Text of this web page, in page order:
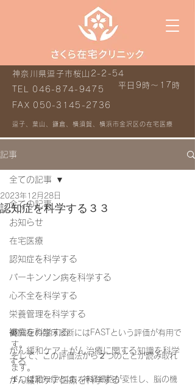
平日9時～17時
神奈川県逗子市桜山2-2-54
TEL 046-874-9475
FAX 050-3145-2736
逗子、葉山、鎌倉、横須賀、横浜市金沢区の在宅医療
記事
全ての記事
お知らせ
在宅医療
認知症を科学する
パーキンソン病を科学する
心不全を科学する
栄養管理を科学する
褥瘡を科学する
がん緩和ケア＋がん治療に関する知識を科学
する
がん緩和ケア医療を科学する
全ての記事
認知症を科学する３３
2023年12月28日
認知症の臨床診断にはFASTという評価が有用で
す。
そして、この評価法から２つのことが読み取れ
ます。
１つは認知症とは、神経細胞が変性し、脳の機